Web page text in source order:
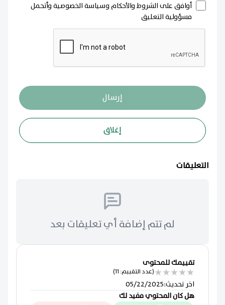
أوافق على الشروط والأحكام وسياسة الخصوصية وأتحمل
مسؤولية التعليق
إرسال
إغلاق
التعليقات
لم تتم إضافة أي تعليقات بعد
تقييمك للمحتوى
★
★
★
★
★(عدد التقييم: 11)
اخر تحديث:
05/22/2025
هل كان المحتوي مفيد لك